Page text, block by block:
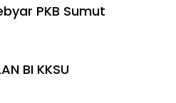
PKB Sumut
BI KKSU